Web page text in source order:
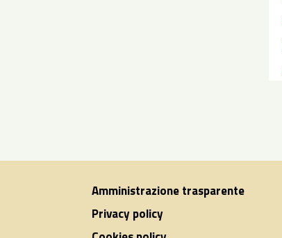
Amministrazione trasparente
Privacy policy